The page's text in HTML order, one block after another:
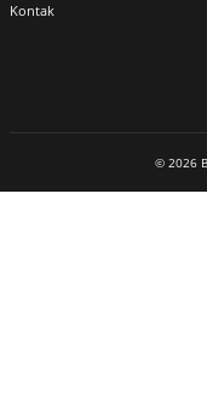
Kontak
© 2026